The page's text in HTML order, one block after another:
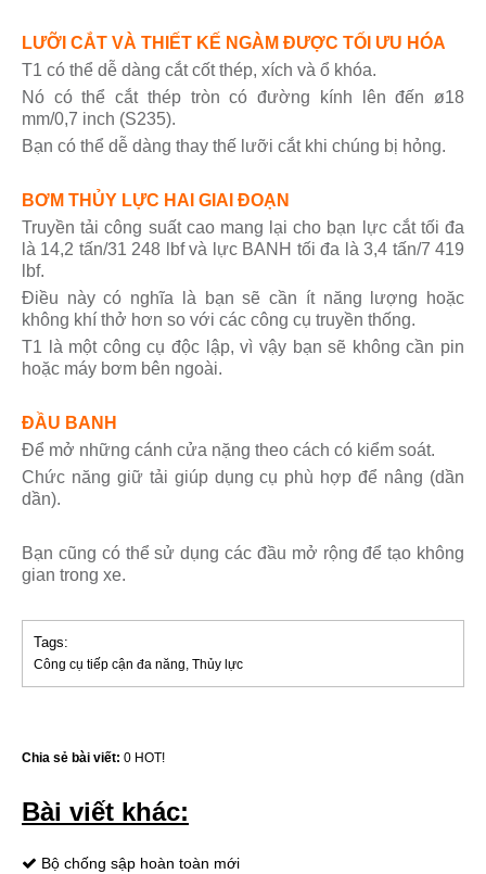
LƯỠI CẮT VÀ THIẾT KẾ NGÀM ĐƯỢC TỐI ƯU HÓA
T1 có thể dễ dàng cắt cốt thép, xích và ổ khóa.
Nó có thể cắt thép tròn có đường kính lên đến ø18
mm/0,7 inch (S235).
Bạn có thể dễ dàng thay thế lưỡi cắt khi chúng bị hỏng.
BƠM THỦY LỰC HAI GIAI ĐOẠN
Truyền tải công suất cao mang lại cho bạn lực cắt tối đa
là 14,2 tấn/31 248 lbf và lực BANH tối đa là 3,4 tấn/7 419
lbf.
Điều này có nghĩa là bạn sẽ cần ít năng lượng hoặc
không khí thở hơn so với các công cụ truyền thống.
T1 là một công cụ độc lập, vì vậy bạn sẽ không cần pin
hoặc máy bơm bên ngoài.
ĐẦU BANH
Để mở những cánh cửa nặng theo cách có kiểm soát.
Chức năng giữ tải giúp dụng cụ phù hợp để nâng (dần
dần).
Bạn cũng có thể sử dụng các đầu mở rộng để tạo không
gian trong xe.
Tags:
Công cụ tiếp cận đa năng, Thủy lực
Chia sẻ bài viết: 0 HOT!
Bài viết khác:
Bộ chống sập hoàn toàn mới